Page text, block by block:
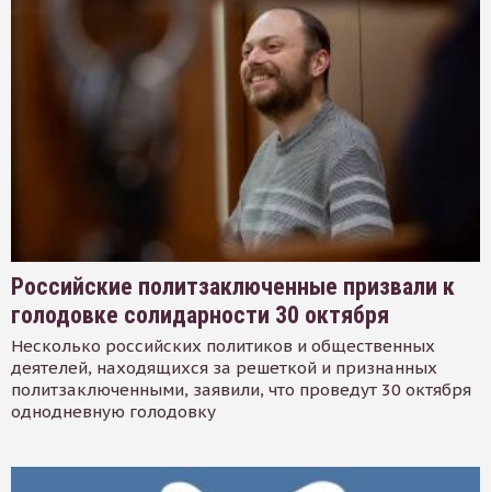
Российские политзаключенные призвали к
голодовке солидарности 30 октября
Несколько российских политиков и общественных
деятелей, находящихся за решеткой и признанных
политзаключенными, заявили, что проведут 30 октября
однодневную голодовку